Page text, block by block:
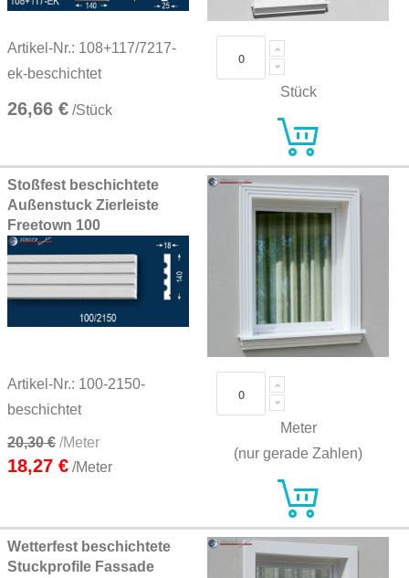
Artikel-Nr.: 108+117/7217-
ek-beschichtet
26,66 € /Stück
Stück
Stoßfest beschichtete
Außenstuck Zierleiste
Freetown 100
Artikel-Nr.: 100-2150-
beschichtet
20,30 € /Meter
18,27 € /Meter
Meter
(nur gerade Zahlen)
Wetterfest beschichtete
Stuckprofile Fassade